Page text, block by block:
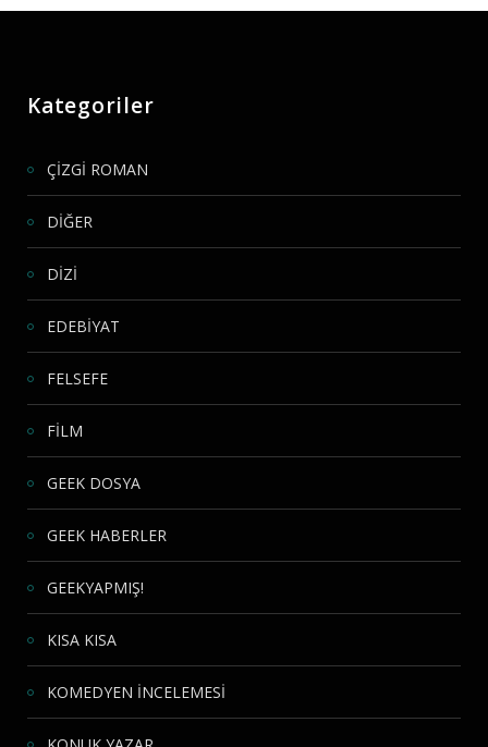
Kategoriler
ÇİZGİ ROMAN
DİĞER
DİZİ
EDEBİYAT
FELSEFE
FİLM
GEEK DOSYA
GEEK HABERLER
GEEKYAPMIŞ!
KISA KISA
KOMEDYEN İNCELEMESİ